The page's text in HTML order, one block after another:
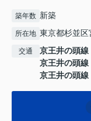
築年数 新築
所在地 東京都杉並区
交通 京王井の頭線
京王井の頭線
京王井の頭線